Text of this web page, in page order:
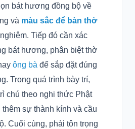
bát hương đồng bộ về
và màu sắc để bàn thờ
Tiếp đó cần xác
bát hương, phân biệt thờ
ông bà để sắp đặt đúng
Trong quá trình bày trí,
chú theo nghi thức Phật
sự thành kính và cầu
Cuối cùng, phải tôn trọng